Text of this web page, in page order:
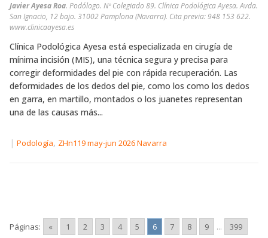
Javier Ayesa Roa. Podólogo. Nº Colegiado 89. Clínica Podológica Ayesa. Avda.
San Ignacio, 12 bajo. 31002 Pamplona (Navarra). Cita previa: 948 153 622.
www.clinicaayesa.es
Clínica Podológica Ayesa está especializada en cirugía de
mínima incisión (MIS), una técnica segura y precisa para
corregir deformidades del pie con rápida recuperación. Las
deformidades de los dedos del pie, como los como los dedos
en garra, en martillo, montados o los juanetes representan
una de las causas más...
| Podología, ZHn119 may-jun 2026 Navarra
Páginas: « 1 2 3 4 5 6 7 8 9 ... 399